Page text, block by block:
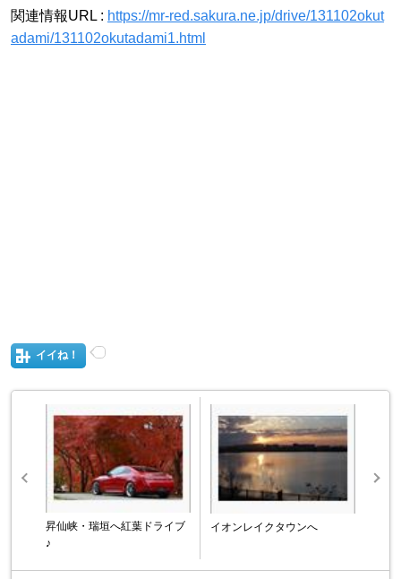
関連情報URL : https://mr-red.sakura.ne.jp/drive/131102okut
adami/131102okutadami1.html
イイね！
昇仙峡・瑞垣へ紅葉ドライブ
♪
イオンレイクタウンへ